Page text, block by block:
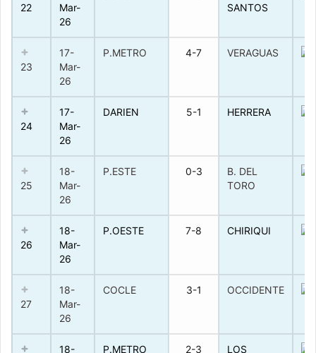
22
Mar-
26
SANTOS
23
17-
Mar-
26
P.METRO 4-7 VERAGUAS
24
17-
Mar-
26
DARIEN 5-1 HERRERA
25
18-
Mar-
26
P.ESTE 0-3
B. DEL
TORO
26
18-
Mar-
26
P.OESTE 7-8 CHIRIQUI
27
18-
Mar-
26
COCLE 3-1 OCCIDENTE
18- P.METRO 2-3 LOS